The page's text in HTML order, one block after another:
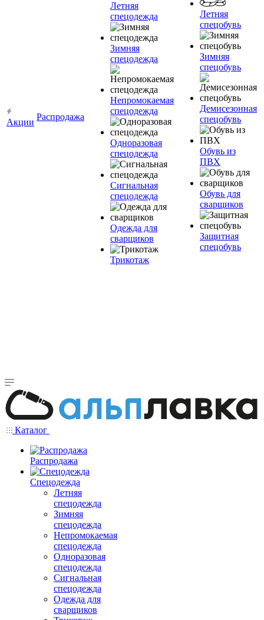
Акции
Распродажа
Летняя
спецодежда
Зимняя
спецодежда
Непромокаемая
спецодежда
Одноразовая
спецодежда
Сигнальная
спецодежда
Одежда для
сварщиков
Трикотаж
Летняя
спецобувь
Зимняя
спецобувь
Демисезонная
спецобувь
Обувь из
ПВХ
Обувь для
сварщиков
Защитная
спецобувь
Каталог
Распродажа
Спецодежда
Летняя
спецодежда
Зимняя
спецодежда
Непромокаемая
спецодежда
Одноразовая
спецодежда
Сигнальная
спецодежда
Одежда для
сварщиков